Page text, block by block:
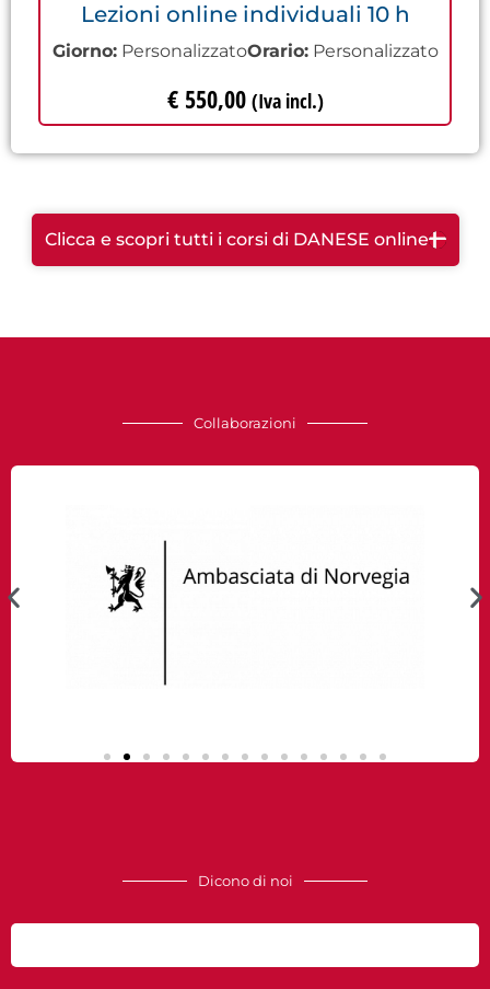
Lezioni online individuali 10 h
Giorno:PersonalizzatoOrario:Personalizzato
€550,00 (Iva incl.)
Clicca e scopri tutti i corsi di DANESE online
Collaborazioni
Dicono di noi